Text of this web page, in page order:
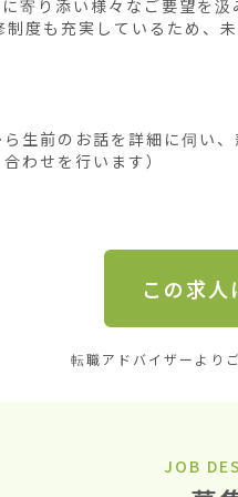
寄り添い様々なご要望を汲
度も充実しているため、
生前のお話を詳細に伺い
わせを行います）
この求人
転職アドバイザーより
JOB